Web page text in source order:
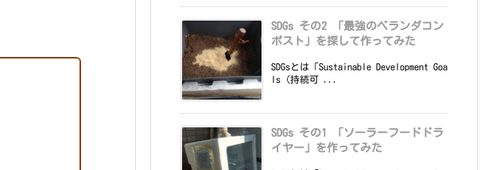
SDGs その2 「最強のベランダコン
ポスト」を探して作ってみた
SDGsとは「Sustainable Development Goa
ls（持続可 ...
SDGs その1 「ソーラーフードドラ
イヤー」を作ってみた